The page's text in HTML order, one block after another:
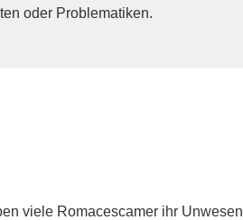
oder Problematiken.
viele Romacescamer ihr